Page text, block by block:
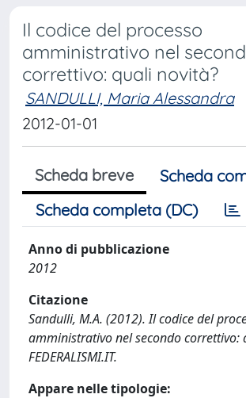
Il codice del processo
amministrativo nel
correttivo: quali novità?
SANDULLI, Maria Alessandra
2012-01-01
Scheda breve
Scheda
Scheda completa (DC)
Anno di pubblicazione
2012
Citazione
Sandulli, M.A. (2012). Il codice del
amministrativo nel secondo correttivo:
FEDERALISMI.IT.
Appare nelle tipologie: